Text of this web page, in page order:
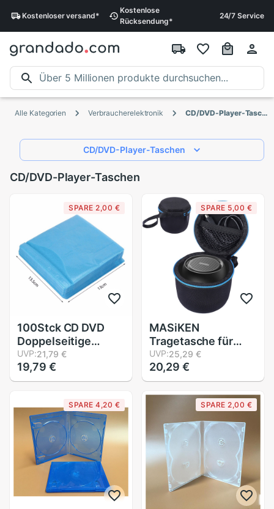
Kostenloserversand*
Kostenlose
Rücksendung*
24/7 Service
Alle Kategorien Verbraucherelektronik CD/DVD-Player-Taschen
CD/DVD-Player-Taschen
CD/DVD-Player-Taschen
SPARE 2,00 €
100Stck CD DVD
Doppelseitige
Abdeckung
Lagerung fallen PP
Tasche Hülse
Lagerung & Schutz
für Ihre CD & DVD
UVP:21,79 €
19,79 €
SPARE 5,00 €
MASiKEN
Tragetasche für
Anker SoundCore
Mini Super-
Tragbare Bluetooth
Lautsprecher Griff
EVA fest Tasche
Halfter
Reißverschluss-
beutel Neue
UVP:25,29 €
20,29 €
SPARE 4,20 € SPARE 2,00 €